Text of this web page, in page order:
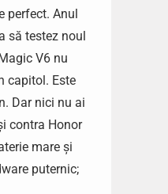
perfect. Anul
să testez noul
V6 nu
capitol. Este
Dar nici nu ai
contra Honor
mare și
puternic;